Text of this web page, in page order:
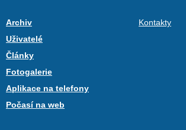
Archiv
Uživatelé
Články
Fotogalerie
Aplikace na telefony
Počasí na web
Kontakty